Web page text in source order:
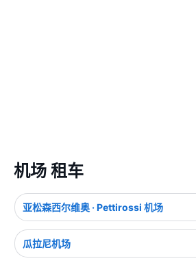
机场 租车
亚松森西尔维奥 · Pettirossi 机场
瓜拉尼机场